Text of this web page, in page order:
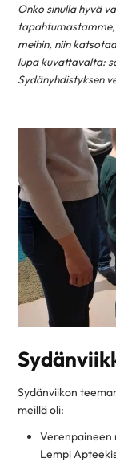
Onko sinulla hyvä
meihin, niin
lupa kuvattavalta:
Sydänyhdistyksen
Sydänviikon
meillä oli:
Verenpaineen
Lempi